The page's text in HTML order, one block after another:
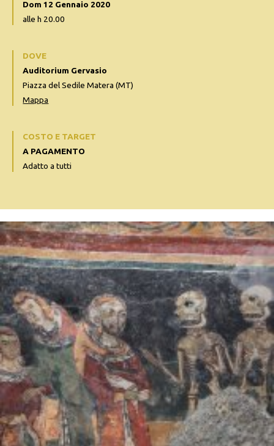
Dom 12 Gennaio 2020
alle h 20.00
DOVE
Auditorium Gervasio
Piazza del Sedile Matera (MT)
Mappa
COSTO E TARGET
A PAGAMENTO
Adatto a tutti